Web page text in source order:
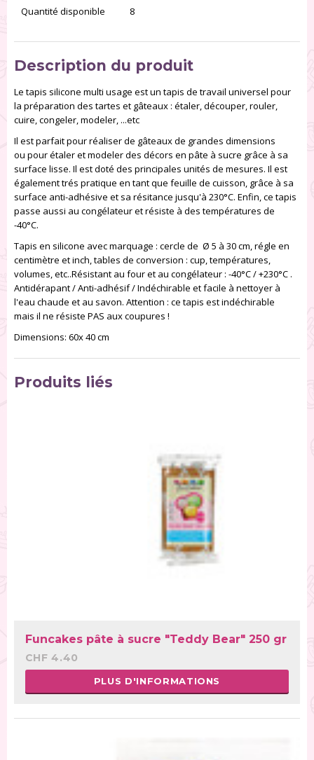
Quantité disponible
8
Description du produit
Le tapis silicone multi usage est un tapis de travail universel pour
la préparation des tartes et gâteaux : étaler, découper, rouler,
cuire, congeler, modeler, ...etc
Il est parfait pour réaliser de gâteaux de grandes dimensions
ou pour étaler et modeler des décors en pâte à sucre grâce à sa
surface lisse. Il est doté des principales unités de mesures. Il est
également trés pratique en tant que feuille de cuisson, grâce à sa
surface anti-adhésive et sa résitance jusqu'à 230°C. Enfin, ce tapis
passe aussi au congélateur et résiste à des températures de
-40°C.
Tapis en silicone avec marquage : cercle de Ø 5 à 30 cm, régle en
centimètre et inch, tables de conversion : cup, températures,
volumes, etc..Résistant au four et au congélateur : -40°C / +230°C .
Antidérapant / Anti-adhésif / Indéchirable et facile à nettoyer à
l'eau chaude et au savon. Attention : ce tapis est indéchirable
mais il ne résiste PAS aux coupures !
Dimensions: 60x 40 cm
Produits liés
Funcakes pâte à sucre "Teddy Bear" 250 gr
CHF 4.40
PLUS D'INFORMATIONS